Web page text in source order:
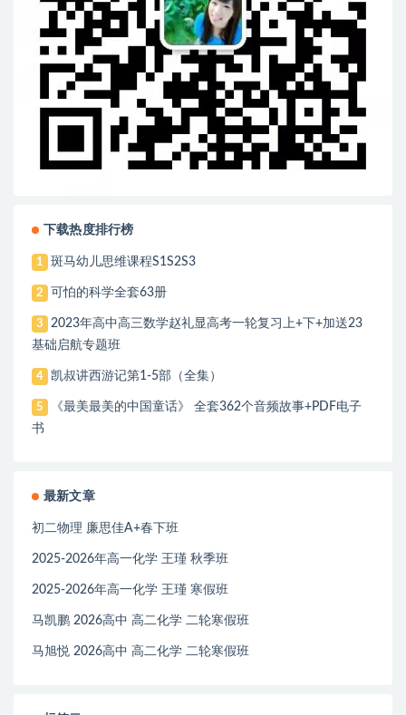
下载热度排行榜
1 斑马幼儿思维课程S1S2S3
2 可怕的科学全套63册
3
2023年高中高三数学赵礼显高考一轮复习上+下+加送23
基础启航专题班
4 凯叔讲西游记第1-5部（全集）
5
《最美最美的中国童话》 全套362个音频故事+PDF电子
书
最新文章
初二物理 廉思佳A+春下班
2025-2026年高一化学 王瑾 秋季班
2025-2026年高一化学 王瑾 寒假班
马凯鹏 2026高中 高二化学 二轮寒假班
马旭悦 2026高中 高二化学 二轮寒假班